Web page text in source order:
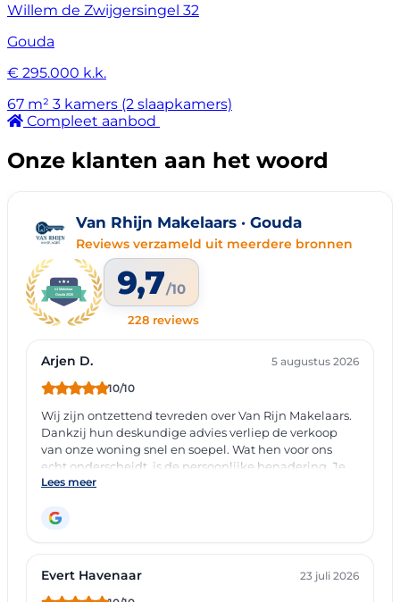
Willem de Zwijgersingel 32
Gouda
€ 295.000 k.k.
67 m² 3 kamers (2 slaapkamers)
Compleet aanbod
Onze klanten aan het woord